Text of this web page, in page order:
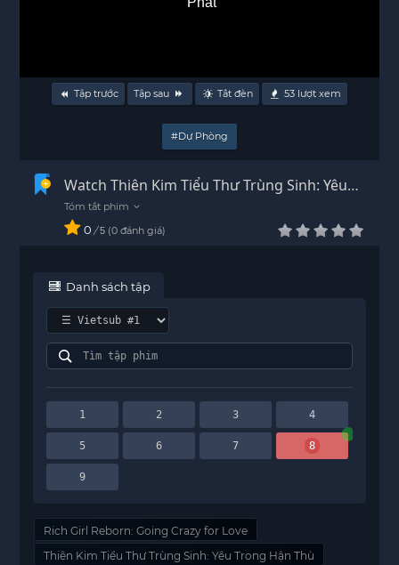
Tập trước Tập sau Tắt đèn 53 lượt xem
#Dự Phòng
Watch Thiên Kim Tiểu Thư Trùng Sinh: Yêu
Trong Hận Thù episode 8 Vietsub - HD
0 / 5 0 đánh giá
Danh sách tập
1 2 3 4
5 6 7 8
9
Rich Girl Reborn: Going Crazy for Love
Thiên Kim Tiểu Thư Trùng Sinh: Yêu Trong Hận Thù